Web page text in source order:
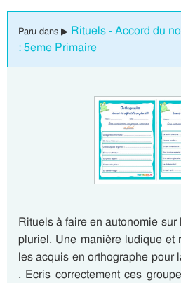
Paru dans ▶ Rituels - Accord du
: 5eme Primaire
Rituels à faire en autonomie
pluriel. Une manière ludique et
les acquis en orthographe pour
. Ecris correctement ces